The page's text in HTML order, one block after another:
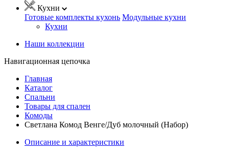
Кухни
Готовые комплекты кухонь Модульные кухни
Кухни
Наши коллекции
Навигационная цепочка
Главная
Каталог
Спальни
Товары для спален
Комоды
Светлана Комод Венге/Дуб молочный (Набор)
Описание и характеристики